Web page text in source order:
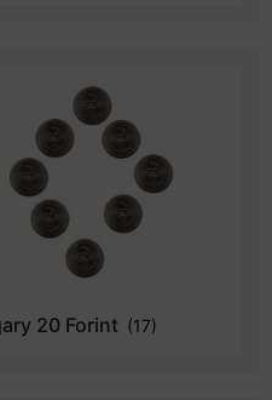
20 Forint (17)